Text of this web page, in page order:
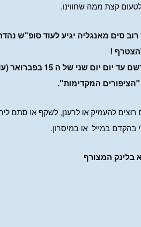
קצת ממה שחווינו.
!
שני של ה 15 בפברואר (עוד יומיים)
המקדימות".
להעמיק או לרענן, לשקף או סתם
בהקדם במייל או במיסרון.
בלינק המצורף